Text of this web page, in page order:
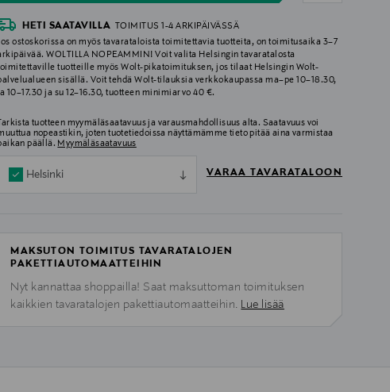
HETI SAATAVILLA
TOIMITUS 1-4 ARKIPÄIVÄSSÄ
ostoskorissa on myös tavarataloista toimitettavia tuotteita, on toimitusaika 3–7
WOLTILLA NOPEAMMIN! Voit valita Helsingin tavaratalosta
tuotteille myös Wolt-pikatoimituksen, jos tilaat Helsingin Wolt-
sisällä. Voit tehdä Wolt-tilauksia verkkokaupassa ma–pe 10–18.30,
la 10–17.30 ja su 12–16.30, tuotteen minimiarvo 40 €.
Tarkista tuotteen myymäläsaatavuus ja varausmahdollisuus alta. Saatavuus voi
nopeastikin, joten tuotetiedoissa näyttämämme tieto pitää aina varmistaa
päällä. Myymäläsaatavuus
Helsinki VARAA TAVARATALOON
MAKSUTON TOIMITUS TAVARATALOJEN
PAKETTIAUTOMAATTEIHIN
Nyt kannattaa shoppailla! Saat maksuttoman toimituksen
kaikkien tavaratalojen pakettiautomaatteihin. Lue lisää